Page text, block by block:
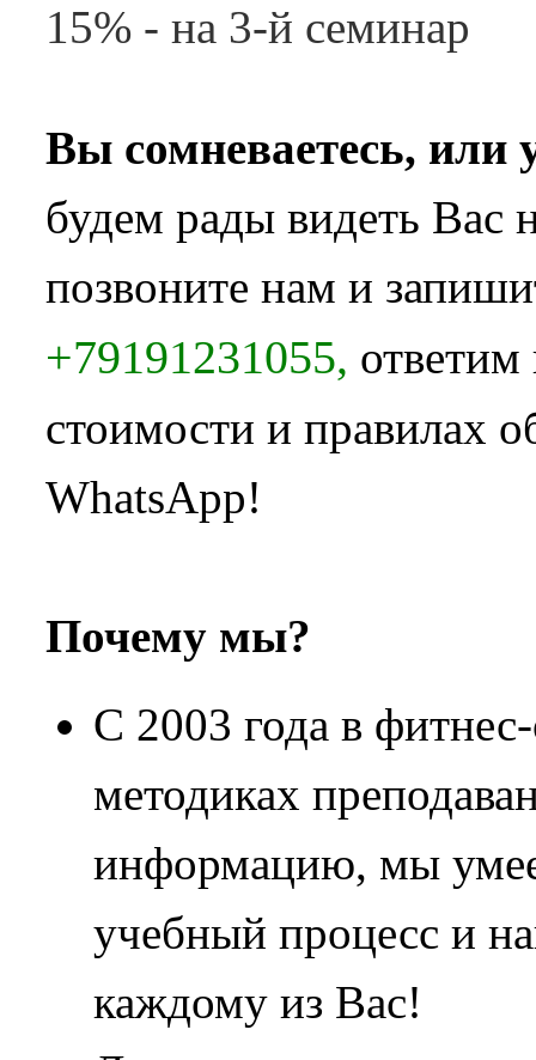
15% - на 3-й семинар
Вы сомневаетесь, или
будем рады видеть Вас
позвоните нам и
+79191231055,
стоимости и правилах
WhatsApp!
Почему мы?
С 2003 года в
методиках
информацию, мы
учебный процесс и
каждому из Вас!